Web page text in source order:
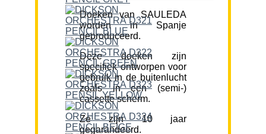
Doeken van SAULEDA
worden in Spanje
geproduceerd.
Deze doeken zijn
specifiek ontworpen voor
gebruik in de buitenlucht
zoals in een (semi-)
cassette scherm.
Ze zijn 10 jaar
gegarandeerd.